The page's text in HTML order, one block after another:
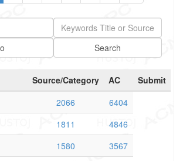
Search
Source/Category AC
Submit
2066
6404
1811
4846
1580
3567